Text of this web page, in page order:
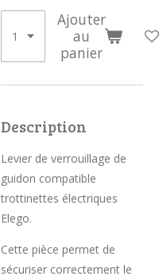
Ajouter
au
panier
Description
Levier de verrouillage de
guidon compatible
trottinettes électriques
Elego.
Cette pièce permet de
sécuriser correctement le